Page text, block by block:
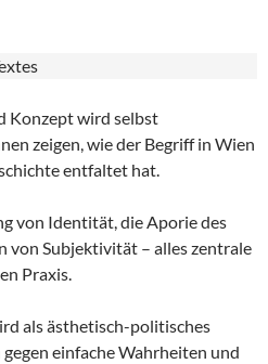
Konzept wird selbst
zeigen, wie der Begriff in Wien
entfaltet hat.
von Identität, die Aporie des
von Subjektivität – alles zentrale
Praxis.
als ästhetisch-politisches
einfache Wahrheiten und